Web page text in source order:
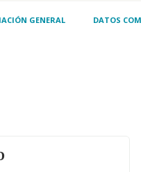
GENERAL DATOS